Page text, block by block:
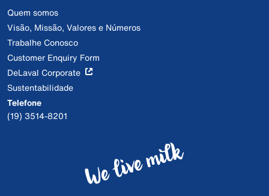
Quem somos
Visão, Missão, Valores e Números
Trabalhe Conosco
Customer Enquiry Form
DeLaval Corporate
Sustentabilidade
Telefone
(19) 3514-8201